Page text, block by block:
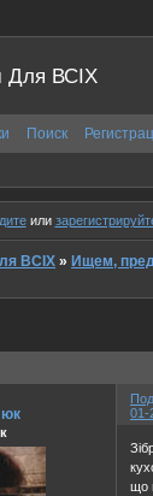
Для ВСІХ
Поиск
или
ВСІХ »Ищем,
01-
що